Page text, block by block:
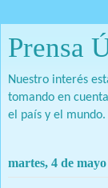
Prensa
Nuestro interés
tomando en
el país y el mundo.
martes, 4 de mayo